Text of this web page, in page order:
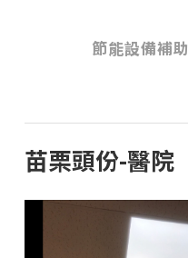
節能設備補助
苗栗頭份-醫院